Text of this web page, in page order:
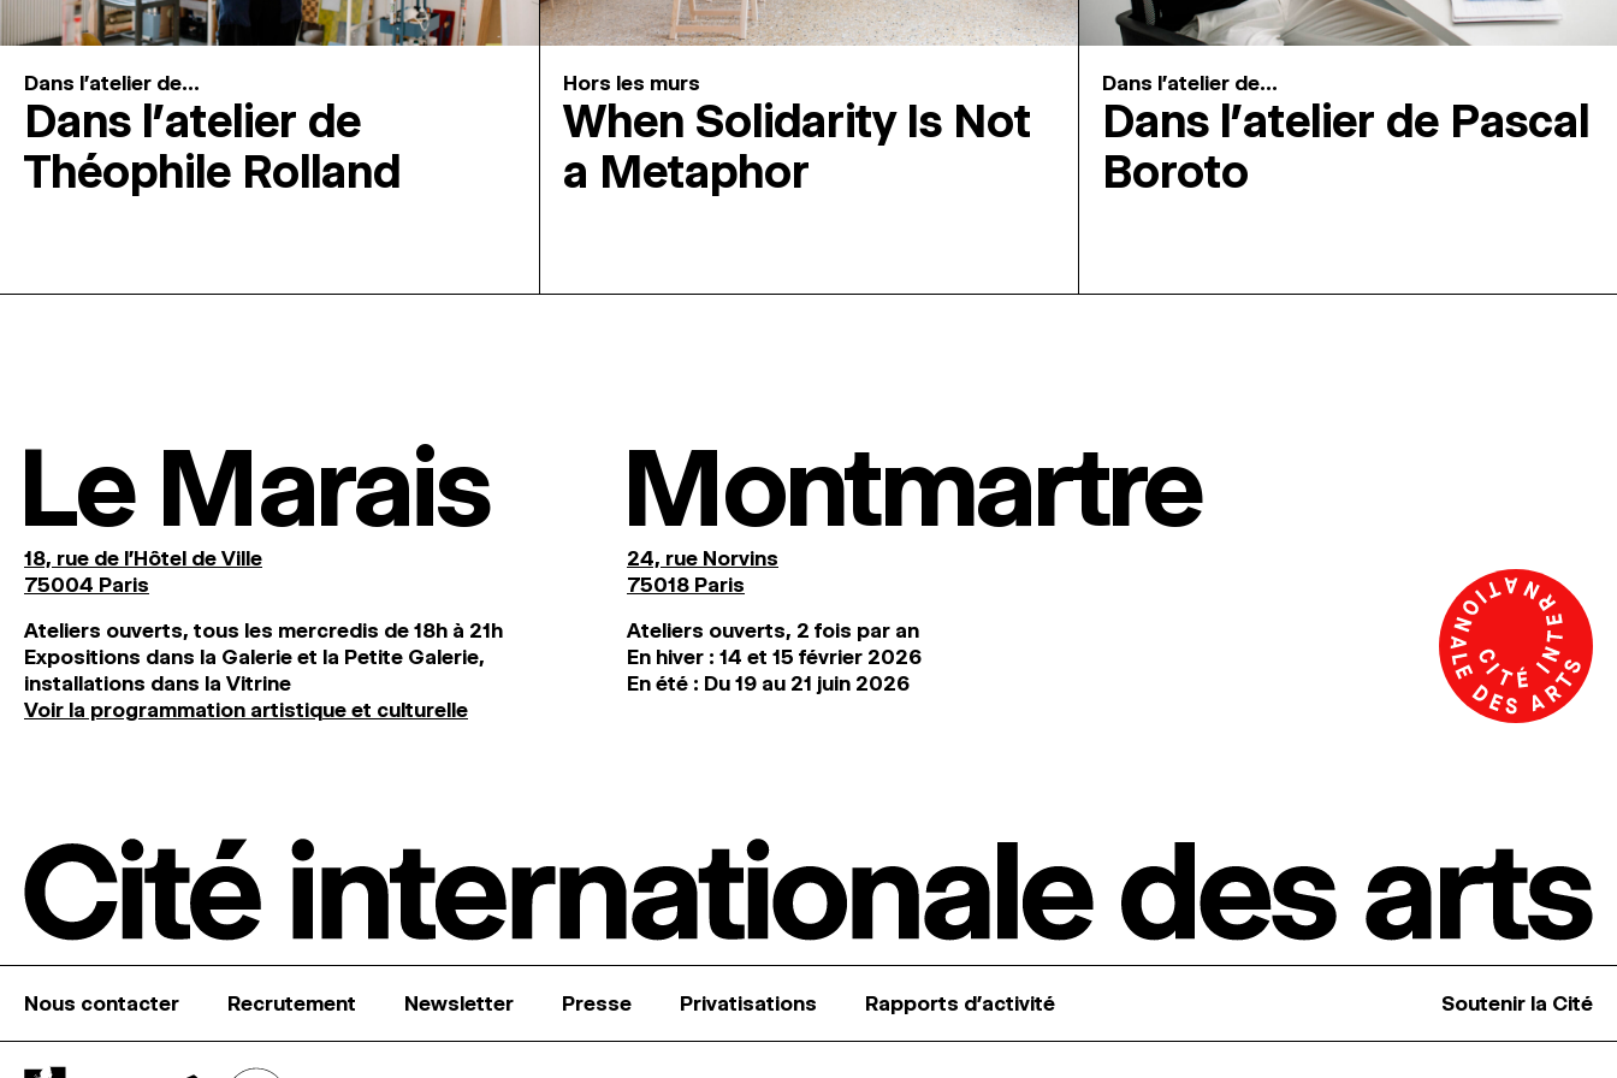
Dans l'atelier de...
Dans l’atelier de
Théophile Rolland
Hors les murs
When Solidarity Is Not
a Metaphor
Dans l'atelier de...
Dans l’atelier de Pascal
Boroto
Le Marais
18, rue de l'Hôtel de Ville
75004 Paris
Ateliers ouverts, tous les mercredis de 18h à 21h
Expositions dans la Galerie et la Petite Galerie,
installations dans la Vitrine
Voir la programmation artistique et culturelle
Montmartre
24, rue Norvins
75018 Paris
Ateliers ouverts, 2 fois par an
En hiver : 14 et 15 février 2026
En été : Du 19 au 21 juin 2026
Nous contacter Recrutement Newsletter Presse Privatisations Rapports d’activité Soutenir la Cité